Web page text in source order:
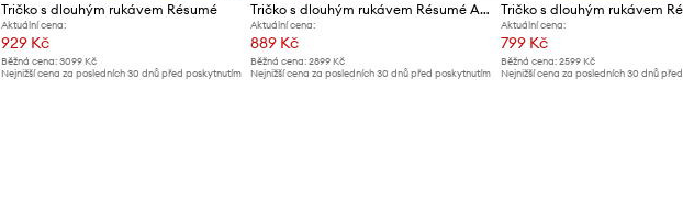
Tričko s dlouhým rukávem Résumé
Aktuální cena:
929 Kč
Běžná cena:3099 Kč
Nejnižší cena za posledních 30 dnů před poskytnutím
Tričko s dlouhým rukávem Résumé AliaRS Blouse
Aktuální cena:
889 Kč
Běžná cena: 2899 Kč
Nejnižší cena za posledních 30 dnů před poskytnutím
Tričko s dlouhým rukávem
Aktuální cena:
799 Kč
Běžná cena: 2599 Kč
Nejnižší cena za posledních 30 dnů